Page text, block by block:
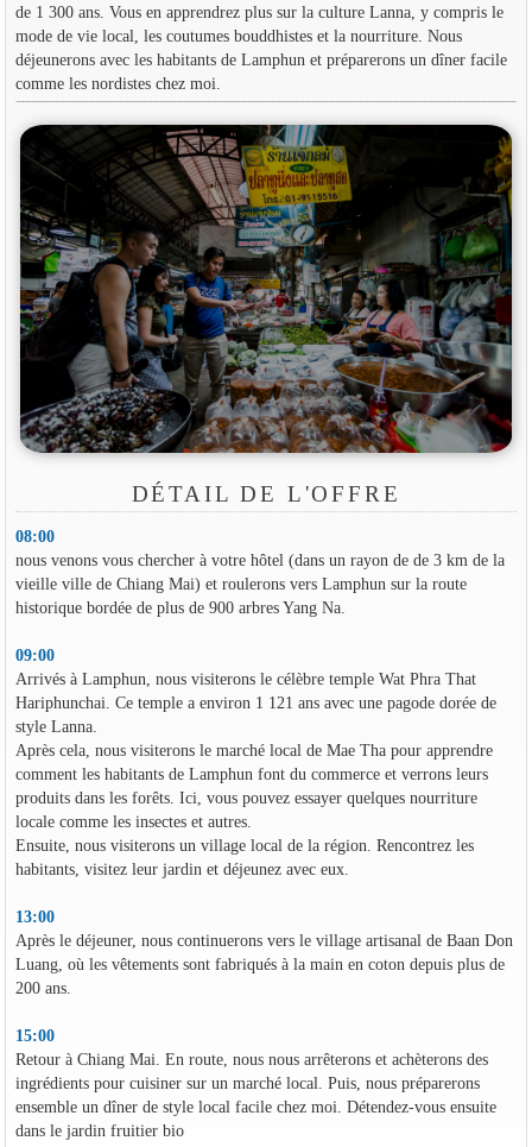
de 1 300 ans. Vous en apprendrez plus sur la culture Lanna, y compris le
mode de vie local, les coutumes bouddhistes et la nourriture. Nous
déjeunerons avec les habitants de Lamphun et préparerons un dîner facile
comme les nordistes chez moi.
DÉTAIL DE L'OFFRE
08:00
nous venons vous chercher à votre hôtel (dans un rayon de de 3 km de la
vieille ville de Chiang Mai) et roulerons vers Lamphun sur la route
historique bordée de plus de 900 arbres Yang Na.
09:00
Arrivés à Lamphun, nous visiterons le célèbre temple Wat Phra That
Hariphunchai. Ce temple a environ 1 121 ans avec une pagode dorée de
style Lanna.
Après cela, nous visiterons le marché local de Mae Tha pour apprendre
comment les habitants de Lamphun font du commerce et verrons leurs
produits dans les forêts. Ici, vous pouvez essayer quelques nourriture
locale comme les insectes et autres.
Ensuite, nous visiterons un village local de la région. Rencontrez les
habitants, visitez leur jardin et déjeunez avec eux.
13:00
Après le déjeuner, nous continuerons vers le village artisanal de Baan Don
Luang, où les vêtements sont fabriqués à la main en coton depuis plus de
200 ans.
15:00
Retour à Chiang Mai. En route, nous nous arrêterons et achèterons des
ingrédients pour cuisiner sur un marché local. Puis, nous préparerons
ensemble un dîner de style local facile chez moi. Détendez-vous ensuite
dans le jardin fruitier bio